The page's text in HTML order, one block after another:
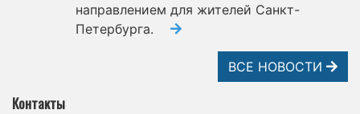
направлением для жителей Санкт-
Петербурга.
ВСЕ НОВОСТИ
Контакты